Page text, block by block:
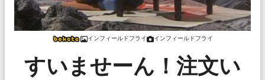
インフィールドフライ インフィールドフライ
すいませーん！注文い